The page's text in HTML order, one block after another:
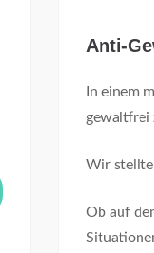
Anti-
In einem
gewaltfrei
Wir
Ob auf